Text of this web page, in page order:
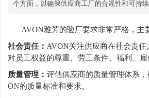
个方面，以确保供应商工厂的合规性和可持续
AVON雅芳的验厂要求非常严格，主
社会责任： AVON关注供应商在社会责
对员工权益的尊重、劳工条件、福利、雇
质量管理： 评估供应商的质量管理体系
ON的质量标准和要求。